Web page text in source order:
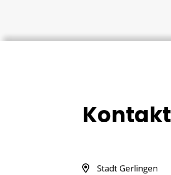
Kontakt
Stadt Gerlingen